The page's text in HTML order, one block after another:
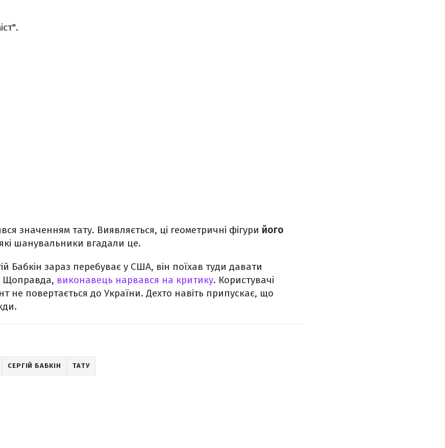
значенням тату. Виявляється, ці геометричні фігури його
шанувальники вгадали це.
Бабкін зараз перебуває у США, він поїхав туди давати
Щоправда, виконавець нарвався на критику. Користувачі
не повертається до України. Дехто навіть припускає, що
СЕРГІЙ БАБКІН ТАТУ